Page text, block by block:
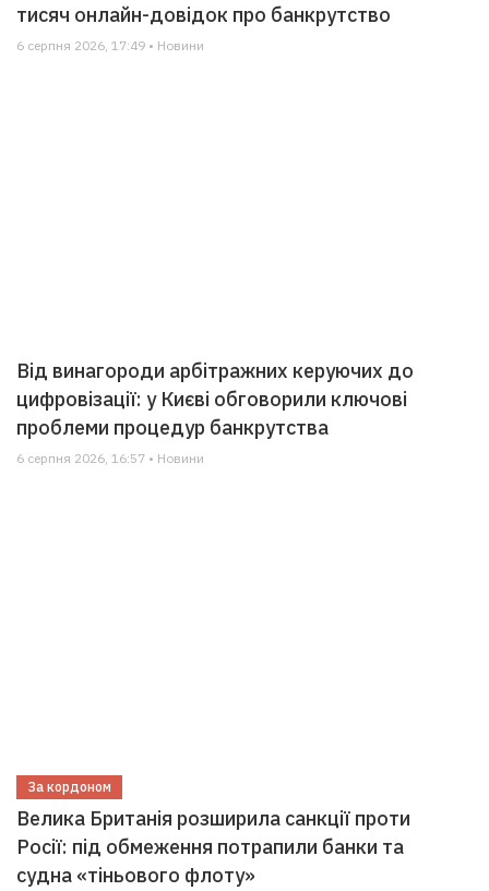
тисяч онлайн-довідок про банкрутство
6 серпня 2026, 17:49 • Новини
Від винагороди арбітражних керуючих до
цифровізації: у Києві обговорили ключові
проблеми процедур банкрутства
6 серпня 2026, 16:57 • Новини
За кордоном
Велика Британія розширила санкції проти
Росії: під обмеження потрапили банки та
судна «тіньового флоту»